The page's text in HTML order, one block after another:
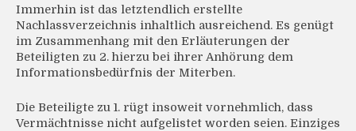
Immerhin ist das letztendlich erstellte
Nachlassverzeichnis inhaltlich ausreichend. Es genügt
im Zusammenhang mit den Erläuterungen der
Beteiligten zu 2. hierzu bei ihrer Anhörung dem
Informationsbedürfnis der Miterben.
Die Beteiligte zu 1. rügt insoweit vornehmlich, dass
Vermächtnisse nicht aufgelistet worden seien. Einziges